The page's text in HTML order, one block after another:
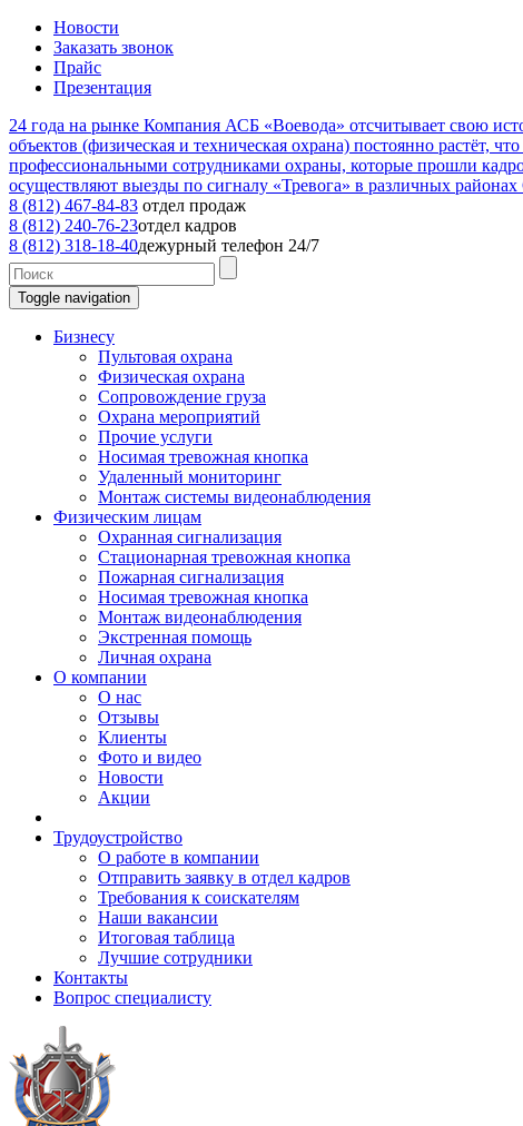
Новости
Заказать звонок
Прайс
Презентация
24 года на рынке Компания АСБ «Воевода» отсчитывает свою
объектов (физическая и техническая охрана) постоянно растёт,
профессиональными сотрудниками охраны, которые прошли
осуществляют выезды по сигналу «Тревога» в различных
8 (812) 467-84-83 отдел продаж
8 (812) 240-76-23отдел кадров
8 (812) 318-18-40дежурный телефон 24/7
Toggle navigation
Бизнесу
Пультовая охрана
Физическая охрана
Сопровождение груза
Охрана мероприятий
Прочие услуги
Носимая тревожная кнопка
Удаленный мониторинг
Монтаж системы видеонаблюдения
Физическим лицам
Охранная сигнализация
Стационарная тревожная кнопка
Пожарная сигнализация
Носимая тревожная кнопка
Монтаж видеонаблюдения
Экстренная помощь
Личная охрана
О компании
О нас
Отзывы
Клиенты
Фото и видео
Новости
Акции
Трудоустройство
О работе в компании
Отправить заявку в отдел кадров
Требования к соискателям
Наши вакансии
Итоговая таблица
Лучшие сотрудники
Контакты
Вопрос специалисту